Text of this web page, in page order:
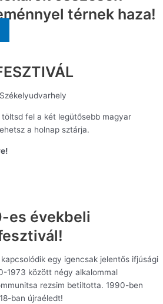
térnek haza!
fel a két legütősebb magyar
a holnap sztárja.
es évekbeli
egy igencsak jelentős ifjúsági
1973 között négy alkalommal
rezsim betiltotta. 1990-ben
ban újraéledt!